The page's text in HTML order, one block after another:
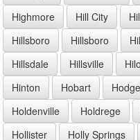
Highmore
Hill City
Hillsboro
Hillsboro
Hillsdale
Hillsville Hilo
Hinton
Hobart
Holdenville
Holdrege
Hollister
Holly Springs